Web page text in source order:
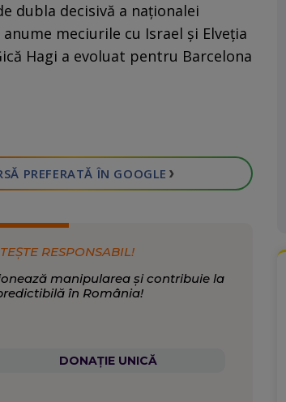
dubla decisivă a naționalei
meciurile cu Israel și Elveția
Hagi a evoluat pentru Barcelona
PREFERATĂ ÎN GOOGLE ›
RESPONSABIL!
manipularea și contribuie la
în România!
DONAȚIE UNICĂ